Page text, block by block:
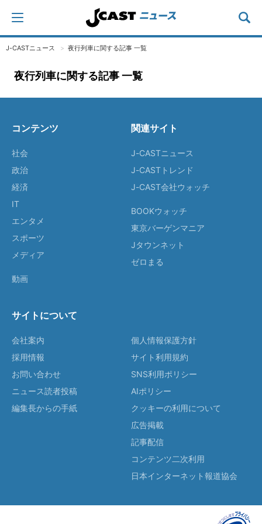
J-CASTニュース 夜行列車に関する記事 一覧
夜行列車に関する記事 一覧
コンテンツ
社会
政治
経済
IT
エンタメ
スポーツ
メディア
動画
関連サイト
J-CASTニュース
J-CASTトレンド
J-CAST会社ウォッチ
BOOKウォッチ
東京バーゲンマニア
Jタウンネット
ゼロまる
サイトについて
会社案内
採用情報
お問い合わせ
ニュース読者投稿
編集長からの手紙
個人情報保護方針
サイト利用規約
SNS利用ポリシー
AIポリシー
クッキーの利用について
広告掲載
記事配信
コンテンツ二次利用
日本インターネット報道協会